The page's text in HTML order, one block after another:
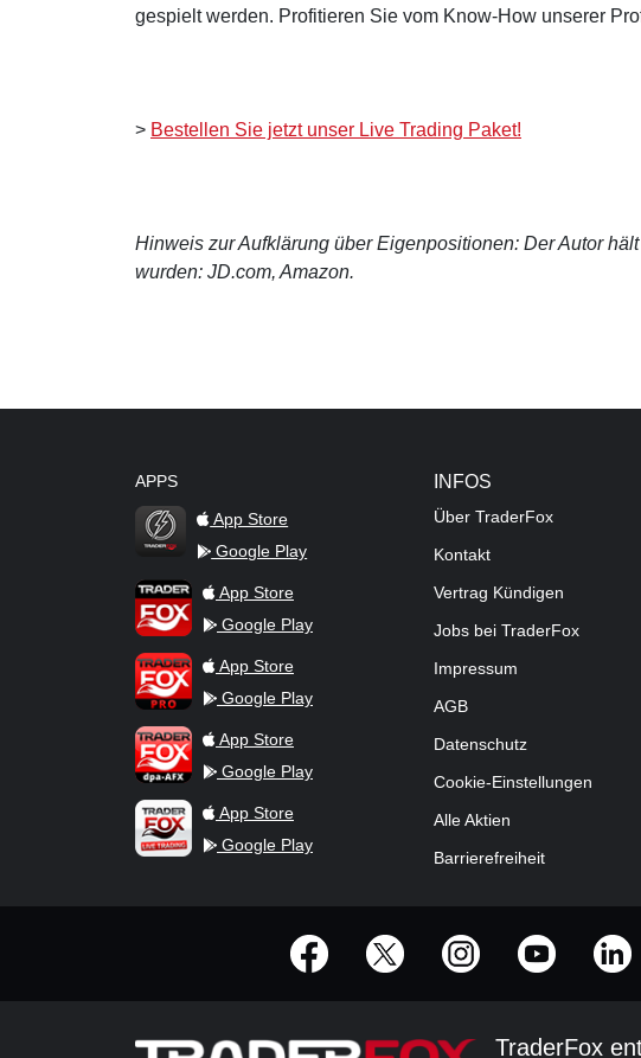
gespielt werden. Profitieren Sie vom Know-How unserer
> Bestellen Sie jetzt unser Live Trading Paket!
Hinweis zur Aufklärung über Eigenpositionen: Der Autor
wurden: JD.com, Amazon.
APPS
TraderFox Flash
App Store
Google Play
TraderFox AppApp Store
Google Play
TraderFox ProApp Store
Google Play
TraderFox dpa-AFX ProFeed
App Store
Google Play
TraderFox Live Trading
App Store
Google Play
INFOS
Über TraderFox
Kontakt
Vertrag Kündigen
Jobs bei TraderFox
Impressum
AGB
Datenschutz
Cookie-Einstellungen
Alle Aktien
Barrierefreiheit
offizielle Social Media-Accounts
TraderFox